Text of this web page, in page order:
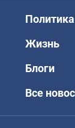
Политика
Жизнь
Блоги
Все